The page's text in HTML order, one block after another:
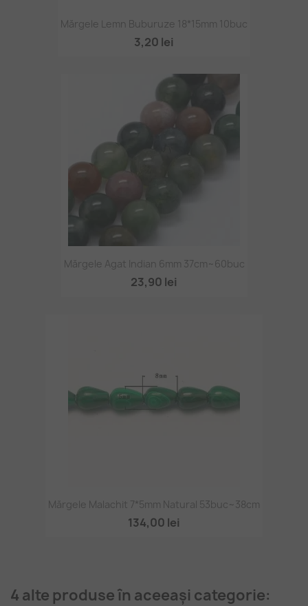
Mărgele Lemn Buburuze 18*15mm 10buc
3,20 lei
Mărgele Agat Indian 6mm 37cm~60buc
23,90 lei
Mărgele Malachit 7*5mm Natural 53buc~38cm
134,00 lei
4 alte produse în aceeași categorie: